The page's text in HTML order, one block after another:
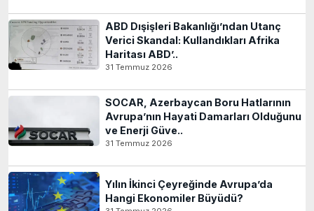
ABD Dışişleri Bakanlığı’ndan Utanç
Verici Skandal: Kullandıkları Afrika
Haritası ABD’..
31 Temmuz 2026
SOCAR, Azerbaycan Boru Hatlarının
Avrupa’nın Hayati Damarları Olduğunu
ve Enerji Güve..
31 Temmuz 2026
Yılın İkinci Çeyreğinde Avrupa’da
Hangi Ekonomiler Büyüdü?